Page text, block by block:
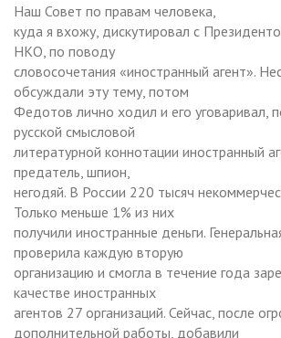
Наш Совет по правам человека,
куда я вхожу, дискутировал с
НКО, по поводу
словосочетания «иностранный агент».
обсуждали эту тему, потом
Федотов лично ходил и его уговаривал,
русской смысловой
литературной коннотации иностранный
предатель, шпион,
негодяй. В России 220 тысяч
Только меньше 1% из них
получили иностранные деньги.
проверила каждую вторую
организацию и смогла в течение года
качестве иностранных
агентов 27 организаций. Сейчас, после
дополнительной работы, добавили